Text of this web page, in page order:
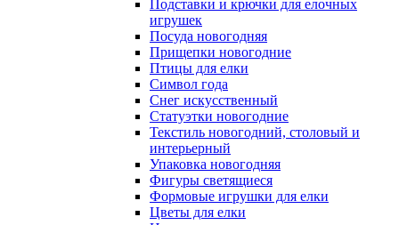
Подставки и крючки для елочных
игрушек
Посуда новогодняя
Прищепки новогодние
Птицы для елки
Символ года
Снег искусственный
Статуэтки новогодние
Текстиль новогодний, столовый и
интерьерный
Упаковка новогодняя
Фигуры светящиеся
Формовые игрушки для елки
Цветы для елки